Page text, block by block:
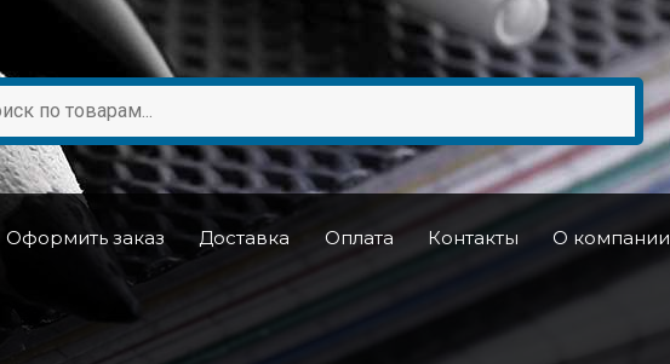
Оформить заказ Доставка Оплата Контакты О компании